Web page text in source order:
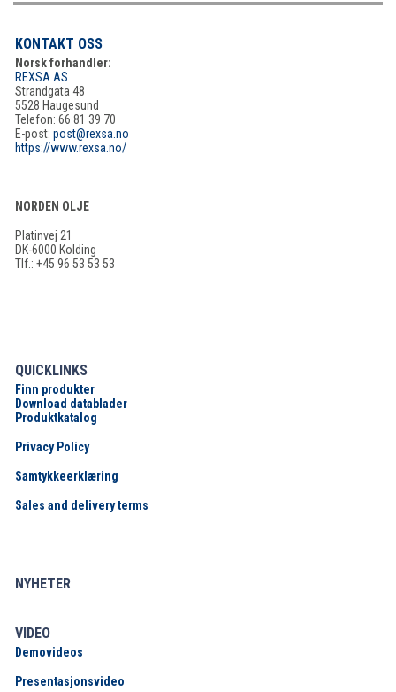
KONTAKT OSS
Norsk forhandler:
REXSA AS
Strandgata 48
5528 Haugesund
Telefon: 66 81 39 70
E-post: post@rexsa.no
https://www.rexsa.no/
NORDEN OLJE
Platinvej 21
DK-6000 Kolding
Tlf.: +45 96 53 53 53
QUICKLINKS
Finn produkter
Download datablader
Produktkatalog
Privacy Policy
Samtykkeerklæring
Sales and delivery terms
NYHETER
VIDEO
Demovideos
Presentasjonsvideo